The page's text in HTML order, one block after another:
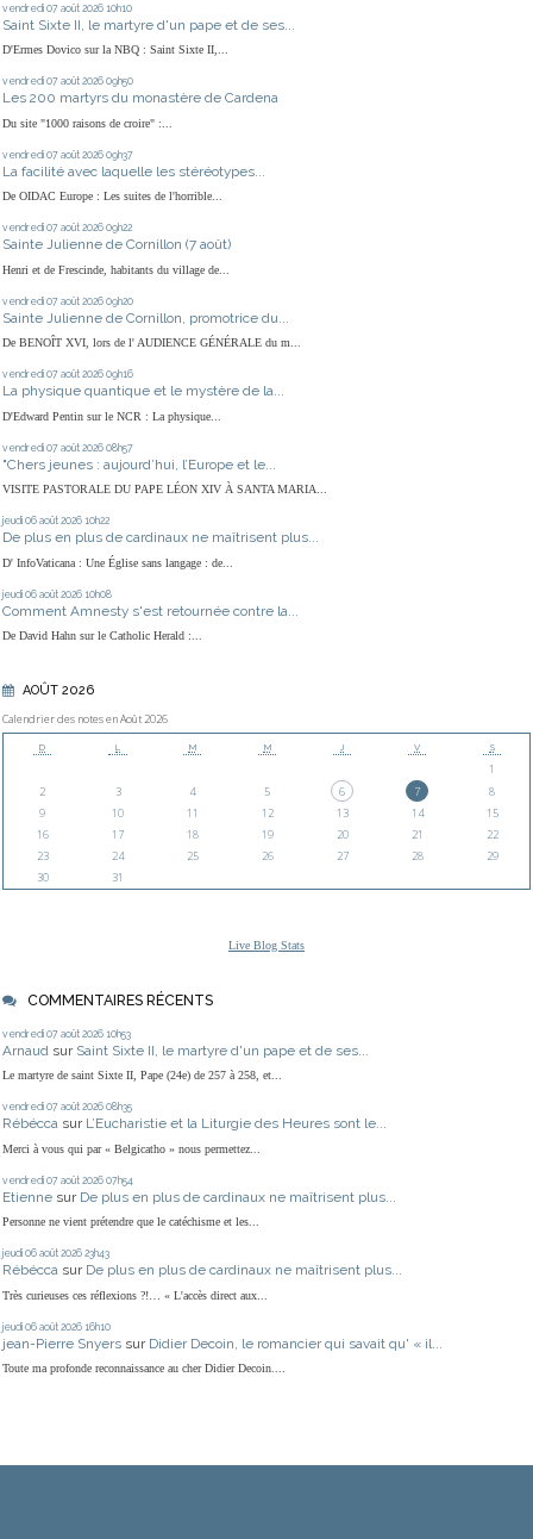
vendredi 07 août 2026 10h10
Saint Sixte II, le martyre d'un pape et de ses...
D'Ermes Dovico sur la NBQ : Saint Sixte II,...
vendredi 07 août 2026 09h50
Les 200 martyrs du monastère de Cardena
Du site "1000 raisons de croire" :...
vendredi 07 août 2026 09h37
La facilité avec laquelle les stéréotypes...
De OIDAC Europe : Les suites de l'horrible...
vendredi 07 août 2026 09h22
Sainte Julienne de Cornillon (7 août)
Henri et de Frescinde, habitants du village de...
vendredi 07 août 2026 09h20
Sainte Julienne de Cornillon, promotrice du...
De BENOÎT XVI, lors de l' AUDIENCE GÉNÉRALE du m...
vendredi 07 août 2026 09h16
La physique quantique et le mystère de la...
D'Edward Pentin sur le NCR : La physique...
vendredi 07 août 2026 08h57
"Chers jeunes : aujourd’hui, l’Europe et le...
VISITE PASTORALE DU PAPE LÉON XIV À SANTA MARIA...
jeudi 06 août 2026 10h22
De plus en plus de cardinaux ne maîtrisent plus...
D' InfoVaticana : Une Église sans langage : de...
jeudi 06 août 2026 10h08
Comment Amnesty s'est retournée contre la...
De David Hahn sur le Catholic Herald :...
AOÛT 2026
Calendrier des notes en Août 2026
D L M M J V S
1
2
3 4 5 6 7
8
9
10 11 12 13 14
15
16
17 18 19 20 21
22
23
24 25 26 27 28
29
30
31
Live Blog Stats
COMMENTAIRES RÉCENTS
vendredi 07 août 2026 10h53
Arnaud sur Saint Sixte II, le martyre d'un pape et de ses...
Le martyre de saint Sixte II, Pape (24e) de 257 à 258, et...
vendredi 07 août 2026 08h35
Rébécca sur L’Eucharistie et la Liturgie des Heures sont le...
Merci à vous qui par « Belgicatho » nous permettez...
vendredi 07 août 2026 07h54
Etienne sur De plus en plus de cardinaux ne maîtrisent plus...
Personne ne vient prétendre que le catéchisme et les...
jeudi 06 août 2026 23h43
Rébécca sur De plus en plus de cardinaux ne maîtrisent plus...
Très curieuses ces réflexions ?!… « L'accès direct aux...
jeudi 06 août 2026 16h10
jean-Pierre Snyers sur Didier Decoin, le romancier qui savait qu' « il...
Toute ma profonde reconnaissance au cher Didier Decoin....